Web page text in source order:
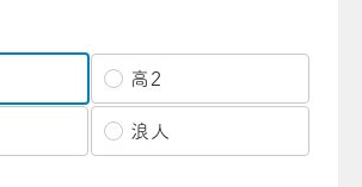
高2
浪人